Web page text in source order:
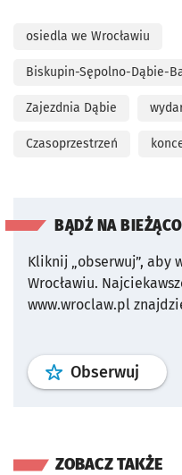
osiedla we Wrocławiu
Biskupin-Sępolno-Dąbie-
Zajezdnia Dąbie
Czasoprzestrzeń
BĄDŹ NA
Kliknij „obserwuj”, aby
Wrocławiu.
www.wroclaw.pl
Obserwuj profil
ZOBACZ TAKŻE